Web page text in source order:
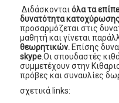
Διδάσκονταιόλα τα
δυνατότητα
προσαρμόζεται στις
μαθητή και γίνεται
θεωρητικών. Επίσης
skype.Οι σπουδαστές
συμμετέχουν στην
πρόβες και συναυλίες
σχετικά links: